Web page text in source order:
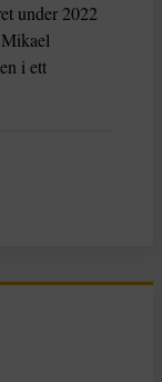
under 2022
i ett